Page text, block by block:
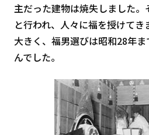
主だった建物は焼失しました
と行われ、人々に福を授けて
大きく、福男選びは昭和28年
んでした。